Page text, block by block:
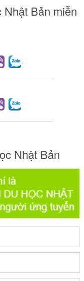
Nhật Bản miễn
Nhật Bản